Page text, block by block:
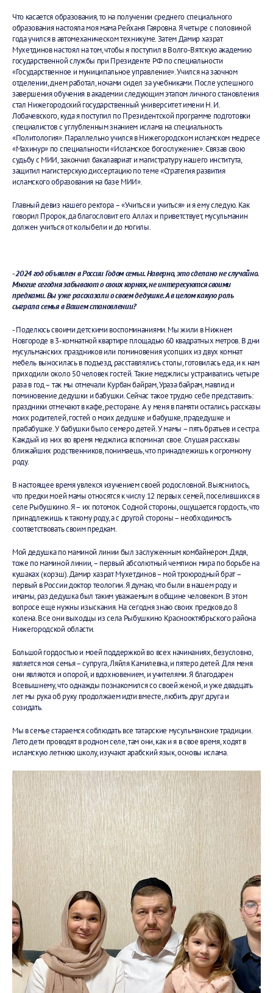
Что касается образования, то на получении среднего специального
образования настояла моя мама Рейханя Гаяровна. Я четыре с половиной
года учился в автомеханическом техникуме. Затем Дамир хазрат
Мухетдинов настоял на том, чтобы я поступил в Волго-Вятскую академию
государственной службы при Президенте РФ по специальности
«Государственное и муниципальное управление». Учился на заочном
отделении, днем работал, ночами сидел за учебниками. После успешного
завершения обучения в академии следующим этапом личного становления
стал Нижегородский государственный университет имени Н. И.
Лобачевского, куда я поступил по Президентской программе подготовки
специалистов с углубленным знанием ислама на специальность
«Политология». Параллельно учился в Нижегородском исламском медресе
«Махинур» по специальности «Исламское богослужение». Связав свою
судьбу с МИИ, закончил бакалавриат и магистратуру нашего института,
защитил магистерскую диссертацию по теме «Стратегия развития
исламского образования на базе МИИ».
Главный девиз нашего ректора – «Учиться и учиться» и я ему следую. Как
говорил Пророк, да благословит его Аллах и приветствует, мусульманин
должен учиться от колыбели и до могилы.
- 2024 год объявлен в России Годом семьи. Наверно, это сделано не случайно.
Многие сегодня забывают о своих корнях, не интересуются своими
предками. Вы уже рассказали о своем дедушке. А в целом какую роль
сыграла семья в Вашем становлении?
-Поделюсь своими детскими воспоминаниями. Мы жили в Нижнем
Новгороде в 3-комнатной квартире площадью 60 квадратных метров. В дни
мусульманских праздников или поминовения усопших из двух комнат
мебель выносилась в подъезд, расставлялись столы, готовилась еда, и к нам
приходили около 50 человек гостей. Такие меджлисы устраивались четыре
раза в год – так мы отмечали Курбан байрам, Ураза байрам, мавлид и
поминовение дедушки и бабушки. Сейчас такое трудно себе представить:
праздники отмечают в кафе, ресторане. А у меня в памяти остались рассказы
моих родителей, гостей о моих дедушке и бабушке, прадедушке и
прабабушке. У бабушки было семеро детей. У мамы – пять братьев и сестра.
Каждый из них во время меджлиса вспоминал свое. Слушая рассказы
ближайших родственников, понимаешь, что принадлежишь к огромному
роду.
В настоящее время увлекся изучением своей родословной. Выяснилось,
что предки моей мамы относятся к числу 12 первых семей, поселившихся в
селе Рыбушкино. Я – их потомок. С одной стороны, ощущается гордость, что
принадлежишь к такому роду, а с другой стороны – необходимость
соответствовать своим предкам.
Мой дедушка по маминой линии был заслуженным комбайнером. Дядя,
тоже по маминой линии, – первый абсолютный чемпион мира по борьбе на
кушаках (корэш). Дамир хазрат Мухетдинов – мой троюродный брат –
первый в России доктор теологии. Я думаю, что были в нашем роду и
имамы, раз дедушка был таким уважаемым в общине человеком. В этом
вопросе еще нужны изыскания. На сегодня знаю своих предков до 8
колена. Все они выходцы из села Рыбушкино Краснооктябрьского района
Нижегородской области.
Большой гордостью и моей поддержкой во всех начинаниях, безусловно,
является моя семья – супруга, Ляйля Камилевна, и пятеро детей. Для меня
они являются и опорой, и вдохновением, и учителями. Я благодарен
Всевышнему, что однажды познакомился со своей женой, и уже двадцать
лет мы рука об руку продолжаем идти вместе, любить друг друга и
созидать.
Мы в семье стараемся соблюдать все татарские мусульманские традиции.
Лето дети проводят в родном селе, там они, как и я в свое время, ходят в
исламскую летнюю школу, изучают арабский язык, основы ислама.